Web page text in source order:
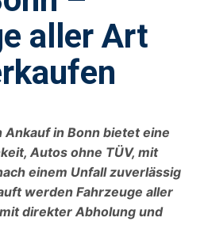
aller Art
in Bonn bietet eine
Autos ohne TÜV, mit
einem Unfall zuverlässig
werden Fahrzeuge aller
direkter Abholung und